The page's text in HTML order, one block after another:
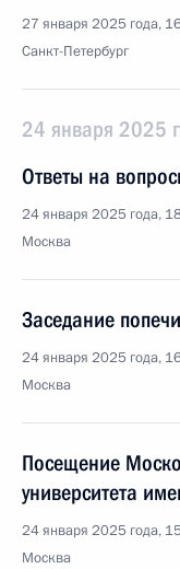
27 января 2025 года,
Санкт-Петербург
24 января 2025
Ответы на
24 января 2025 года,
Москва
Заседание
24 января 2025 года,
Москва
Посещение
университета
24 января 2025 года,
Москва